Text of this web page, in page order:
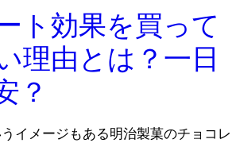
ト効果を買って
理由とは？一日
？
うイメージもある明治製菓のチョコレ